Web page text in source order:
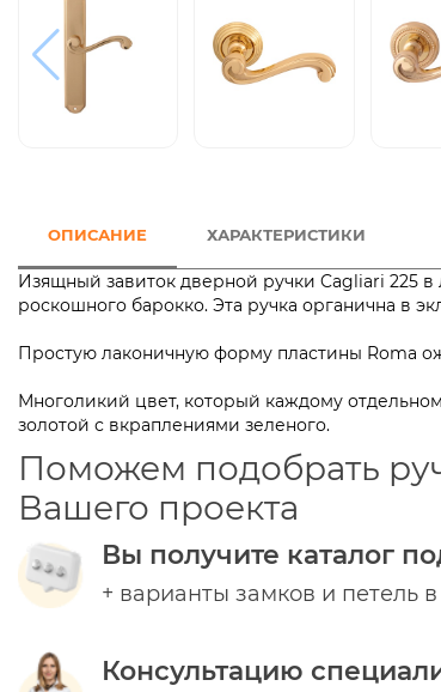
ОПИСАНИЕ ХАРАКТЕРИСТИКИ
Изящный завиток дверной ручки Cagliari 225
роскошного барокко. Эта ручка органична
Простую лаконичную форму пластины Roma
Многоликий цвет, который каждому
золотой с вкраплениями зеленого.
Поможем подобрать
Вашего проекта
Вы получите каталог
+ варианты замков и петель
Консультацию